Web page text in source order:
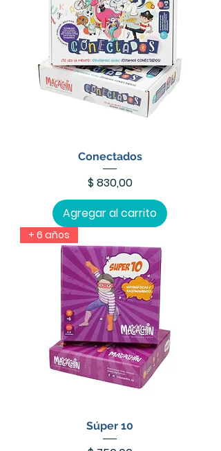
Conectados
Precio
$ 830,00
Agregar al carrito
+ 6 años
Súper 10